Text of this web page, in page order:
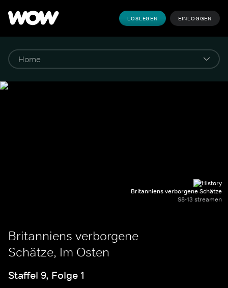
LOSLEGEN EINLOGGEN
Britanniens verborgene Schätze
S8-13 streamen
Britanniens verborgene
Schätze, Im Osten
Staffel 9, Folge 1